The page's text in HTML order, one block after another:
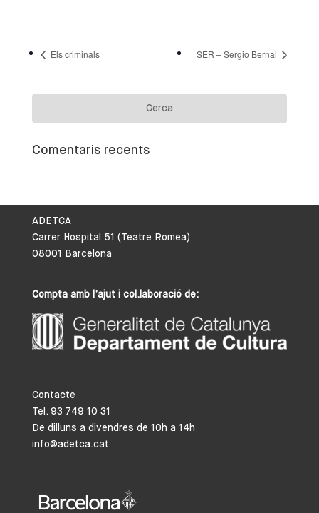
Els criminals SER – Sergio Bernal
Comentaris recents
ADETCA
Carrer Hospital 51 (Teatre Romea)
08001 Barcelona
Compta amb l’ajut i col.laboració de:
Contacte
Tel. 93 749 10 31
De dilluns a divendres de 10h a 14h
info@adetca.cat